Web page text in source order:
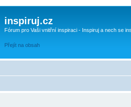
inspiruj.cz
Fórum pro Vaši vnitřní inspiraci - Inspiruj a nech se
Přejít na obsah